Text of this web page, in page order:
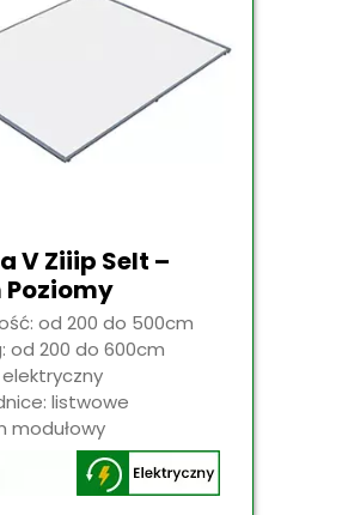
V Ziiip Selt –
Poziomy
od 200 do 500cm
od 200 do 600cm
listwowe
modułowy